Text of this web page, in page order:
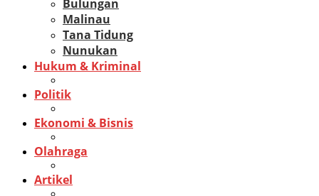
Bulungan
Malinau
Tana Tidung
Nunukan
Hukum & Kriminal
Politik
Ekonomi & Bisnis
Olahraga
Artikel